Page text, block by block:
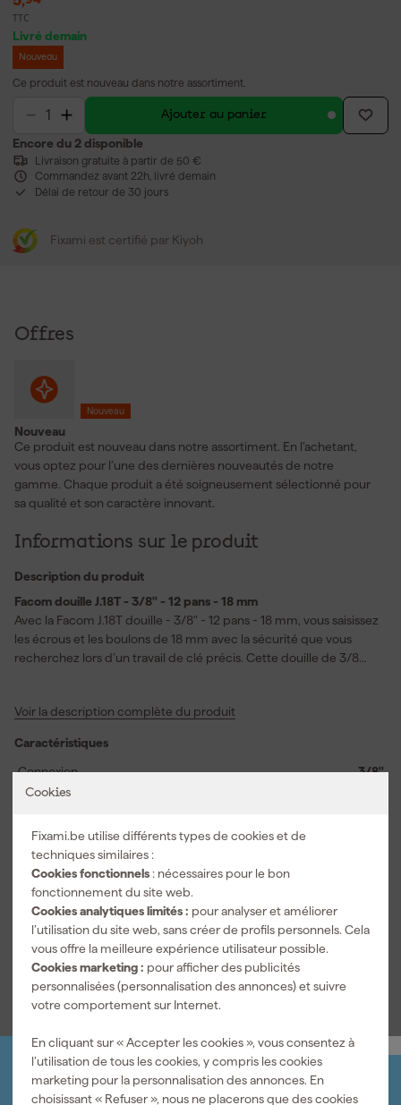
Cookies
Fixami.be utilise différents types de cookies et de
techniques similaires :
Cookies fonctionnels : nécessaires pour le bon
fonctionnement du site web.
Cookies analytiques limités : pour analyser et améliorer
l’utilisation du site web, sans créer de profils personnels. Cela
vous offre la meilleure expérience utilisateur possible.
Cookies marketing : pour afficher des publicités
personnalisées (personnalisation des annonces) et suivre
votre comportement sur Internet.
En cliquant sur « Accepter les cookies », vous consentez à
l’utilisation de tous les cookies, y compris les cookies
marketing pour la personnalisation des annonces. En
choisissant « Refuser », nous ne placerons que des cookies
TTC
Livré demain
Nouveau
Ce produit est nouveau dans notre assortiment.
Ajouter au panier
Encore du 2 disponible
Livraison gratuite à partir de 50 €
Commandez avant 22h, livré demain
Délai de retour de 30 jours
Fixami est certifié par Kiyoh
Offres
Nouveau
Nouveau
Ce produit est nouveau dans notre assortiment. En l’achetant,
vous optez pour l’une des dernières nouveautés de notre
gamme. Chaque produit a été soigneusement sélectionné pour
sa qualité et son caractère innovant.
Informations sur le produit
Description du produit
Facom douille J.18T - 3/8" - 12 pans - 18 mm
Avec la Facom J.18T douille - 3/8" - 12 pans - 18 mm, vous saisissez
les écrous et les boulons de 18 mm avec la sécurité que vous
recherchez lors d’un travail de clé précis. Cette douille de 3/8
de la construction de machines et des travaux de montage.
éléments de fixation afin que vous puissiez travailler plus vite dans
les espaces restreints. Grâce à son ajustement soigné, vous
transmettez la force de manière contrôlée et le contact avec la
également pratique pour le bricoleur passionné. Choisissez cette
douille pour clé à douille lorsque vous recherchez une douille de
18 mm pour la précision, l’adhérence et un usage quotidien à
Voir la description complète du produit
Caractéristiques
Connexion
3/8"
Entraînement
Pouces ou métrique
Taille de la douille
Informations techniques
EAN
3662424112973
Voir toutes les caractéristiques
Organisez-le vous-même
Connectez-vous et gérez vos commandes et vos